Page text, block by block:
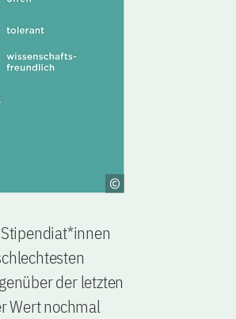
der letzten
Wert nochmal